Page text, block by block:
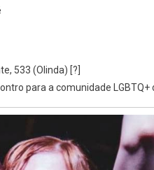
533 (Olinda) [?]
para a comunidade LGBTQ+